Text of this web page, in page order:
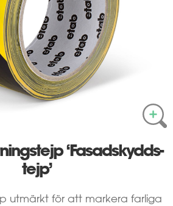
‘Fasad­skydds­
tejp’
utmärkt för att markera farliga